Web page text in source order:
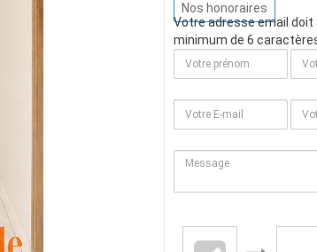
Nos honoraires
Votre adresse email doit
minimum de 6